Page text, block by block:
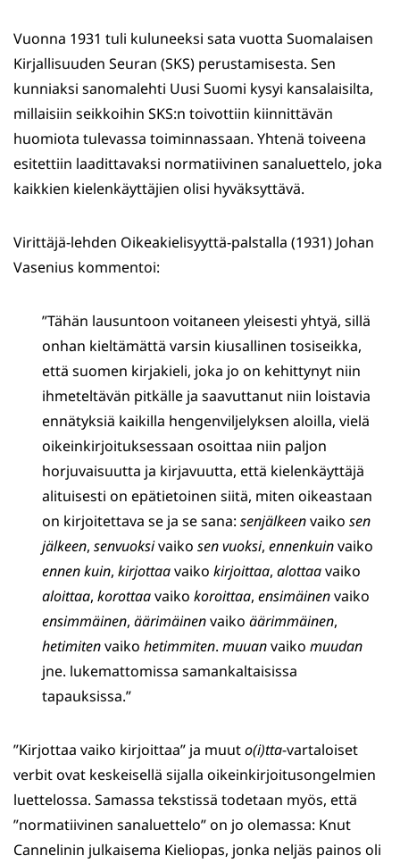
Vuonna 1931 tuli kuluneeksi sata vuotta Suomalaisen
Kirjallisuuden Seuran (SKS) perustamisesta. Sen
kunniaksi sanomalehti Uusi Suomi kysyi kansalaisilta,
millaisiin seikkoihin SKS:n toivottiin kiinnittävän
huomiota tulevassa toiminnassaan. Yhtenä toiveena
esitettiin laadittavaksi normatiivinen sanaluettelo, joka
kaikkien kielenkäyttäjien olisi hyväksyttävä.
Virittäjä-lehden Oikeakielisyyttä-palstalla (1931) Johan
Vasenius kommentoi:
”Tähän lausuntoon voitaneen yleisesti yhtyä, sillä
onhan kieltämättä varsin kiusallinen tosiseikka,
että suomen kirjakieli, joka jo on kehittynyt niin
ihmeteltävän pitkälle ja saavuttanut niin loistavia
ennätyksiä kaikilla hengenviljelyksen aloilla, vielä
oikeinkirjoituksessaan osoittaa niin paljon
horjuvaisuutta ja kirjavuutta, että kielenkäyttäjä
alituisesti on epätietoinen siitä, miten oikeastaan
on kirjoitettava se ja se sana: senjälkeenvaiko sen
jälkeen, senvuoksivaiko sen vuoksi, ennenkuinvaiko
ennen kuin, kirjottaavaiko kirjoittaa, alottaavaiko
aloittaa, korottaavaiko koroittaa, ensimäinenvaiko
ensimmäinen, äärimäinenvaiko äärimmäinen,
hetimitenvaiko hetimmiten. muuanvaiko muudan
jne. lukemattomissa samankaltaisissa
tapauksissa.”
”Kirjottaa vaiko kirjoittaa” ja muuto(i)tta-vartaloiset
verbit ovat keskeisellä sijalla oikeinkirjoitusongelmien
luettelossa. Samassa tekstissä todetaan myös, että
”normatiivinen sanaluettelo” on jo olemassa: Knut
Cannelinin julkaisema Kieliopas, jonka neljäs painos oli